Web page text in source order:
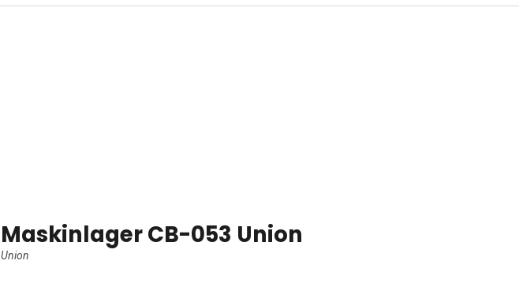
Maskinlager CB-053 Union
Union